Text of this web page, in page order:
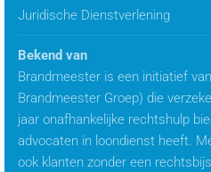
Juridische Dienstverlening
Bekend van
Brandmeester is een initiatief
Brandmeester Groep) die
jaar onafhankelijke rechtshulp
advocaten in loondienst heeft.
ook klanten zonder een